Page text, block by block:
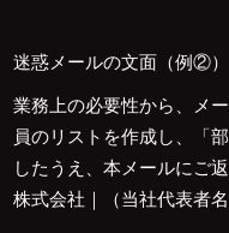
迷惑メールの文面（例②）
業務上の必要性から、メ
員のリストを作成し、「
したうえ、本メールにご
株式会社｜（当社代表者